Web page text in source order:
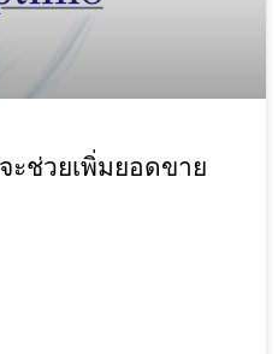
ะช่วยเพิ่มยอดขาย